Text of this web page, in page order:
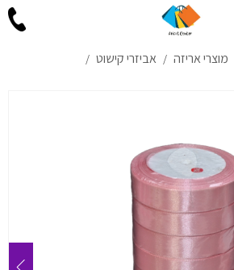
מוצרי אריזה / אביזרי קישוט /